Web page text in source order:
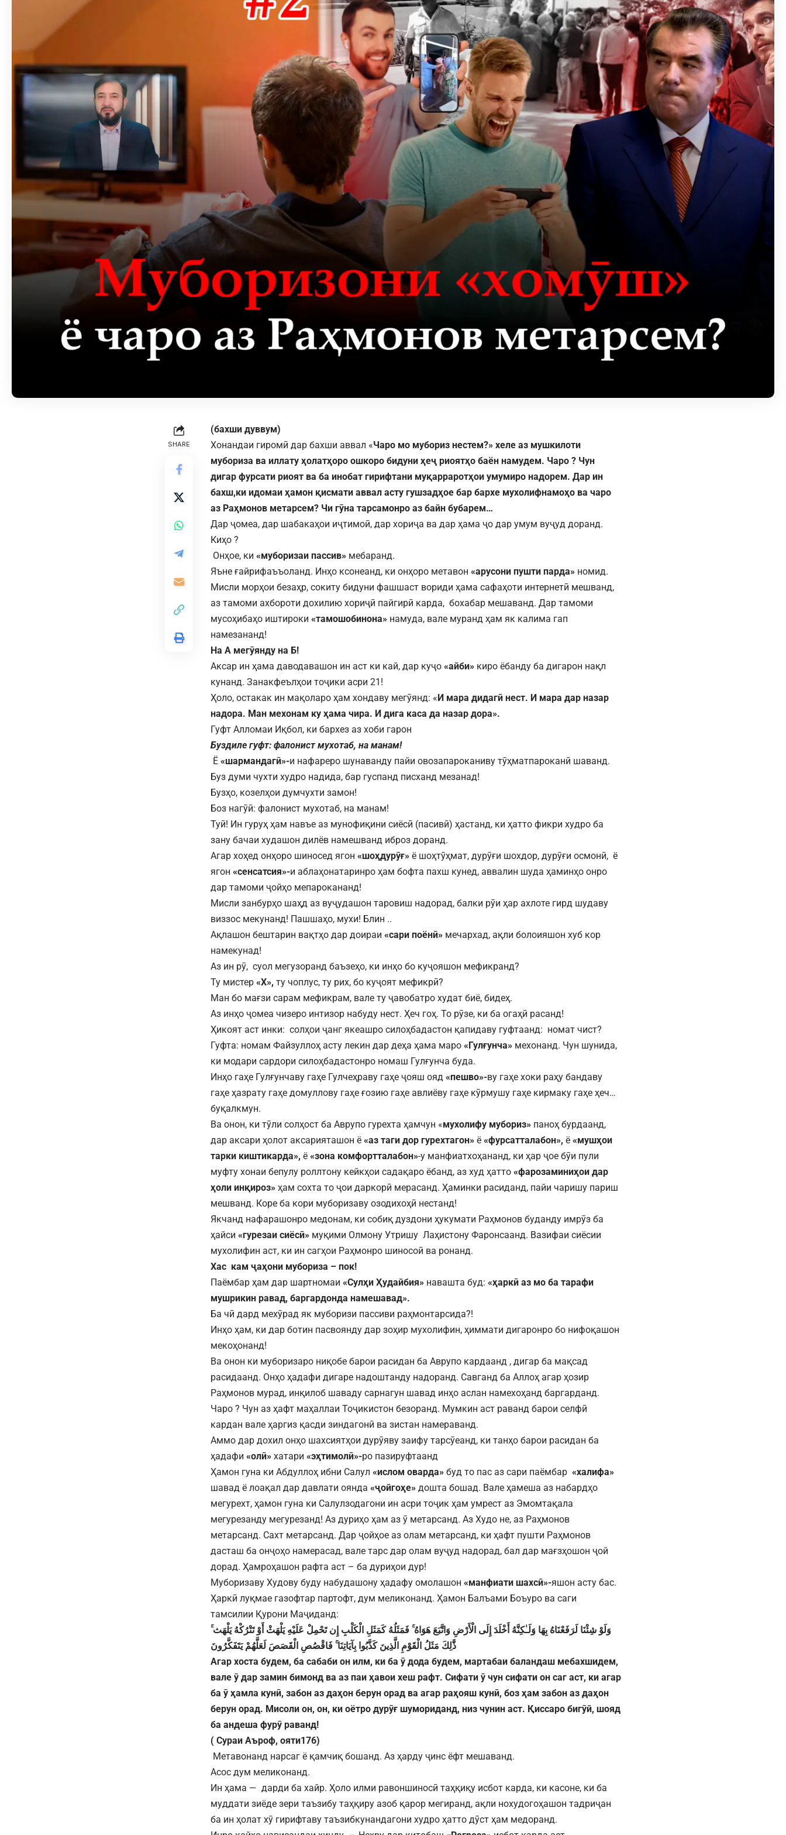
SHARE
(бахши дуввум)
Хонандаи гиромӣ дар бахши аввал «Чаро мо мубориз нестем?» хеле аз мушкилоти
мубориза ва иллату ҳолатҳоро ошкоро бидуни ҳеҷ риоятҳо баён намудем. Чаро ? Чун
дигар фурсати риоят ва ба инобат гирифтани муқарраротҳои умумиро надорем. Дар ин
бахш,ки идомаи ҳамон қисмати аввал асту гушзадҳое бар бархе мухолифнамоҳо ва чаро
аз Раҳмонов метарсем? Чи гӯна тарсамонро аз байн бубарем…
Дар ҷомеа, дар шабакаҳои иҷтимоӣ, дар хориҷа ва дар ҳама ҷо дар умум вуҷуд доранд.
Киҳо ?
Онҳое, ки «муборизаи пассив» мебаранд.
Яъне ғайрифаъъоланд. Инҳо ксонеанд, ки онҳоро метавон «арусони пушти парда» номид.
Мисли морҳои безаҳр, сокиту бидуни фашшаст вориди ҳама сафаҳоти интернетӣ мешванд,
аз тамоми ахбороти дохилию хориҷӣ пайгирӣ карда, бохабар мешаванд. Дар тамоми
мусоҳибаҳо иштироки «тамошобинона» намуда, вале муранд ҳам як калима гап
намезананд!
На А мегӯянду на Б!
Аксар ин ҳама даводавашон ин аст ки кай, дар куҷо «айби» киро ёбанду ба дигарон нақл
кунанд. Занакфеълҳои тоҷики асри 21!
Ҳоло, остакак ин мақоларо ҳам хондаву мегӯянд: «И мара дидагӣ нест. И мара дар назар
надора. Ман мехонам ку ҳама чира. И дига каса да назар дора».
Гуфт Алломаи Иқбол, ки бархез аз хоби гарон
Буздиле гуфт: фалонист мухотаб, на манам!
Ё «шармандагӣ»-и нафареро шунаванду пайи овозапароканиву тӯҳматпароканӣ шаванд.
Буз думи чухти худро надида, бар гуспанд писханд мезанад!
Бузҳо, козелҳои думчухти замон!
Боз нагӯӣ: фалонист мухотаб, на манам!
Туӣ! Ин гуруҳ ҳам навъе аз мунофиқини сиёсӣ (пасивӣ) ҳастанд, ки ҳатто фикри худро ба
зану бачаи худашон дилёв намешванд иброз доранд.
Агар хоҳед онҳоро шиносед ягон «шоҳдурӯғ» ё шоҳтӯҳмат, дурӯғи шохдор, дурӯғи осмонӣ, ё
ягон «сенсатсия»-и аблаҳонатаринро ҳам бофта пахш кунед, аввалин шуда ҳаминҳо онро
дар тамоми ҷойҳо мепарокананд!
Мисли занбурҳо шаҳд аз вуҷудашон таровиш надорад, балки рӯи ҳар ахлоте гирд шудаву
виззос мекунанд! Пашшаҳо, мухи! Блин ..
Ақлашон бештарин вақтҳо дар доираи «сари поёнӣ» мечархад, ақли болоияшон хуб кор
намекунад!
Аз ин рӯ, суол мегузоранд баъзеҳо, ки инҳо бо куҷояшон мефикранд?
Ту мистер «Х», ту чоплус, ту рих, бо куҷоят мефикрӣ?
Ман бо мағзи сарам мефикрам, вале ту ҷавобатро худат биё, бидеҳ.
Аз инҳо ҷомеа чизеро интизор набуду нест. Ҳеч гоҳ. То рӯзе, ки ба огаҳӣ расанд!
Ҳикоят аст инки: солҳои ҷанг якеашро силоҳбадастон қапидаву гуфтаанд: номат чист?
Гуфта: номам Файзуллоҳ асту лекин дар деҳа ҳама маро «Гулғунча» мехонанд. Чун шунида,
ки модари сардори силоҳбадастонро номаш Гулғунча буда.
Инҳо гаҳе Гулғунчаву гаҳе Гулчеҳраву гаҳе ҷояш ояд «пешво»-ву гаҳе хоки раҳу бандаву
гаҳе ҳазрату гаҳе домуллову гаҳе ғозию гаҳе авлиёву гаҳе кӯрмушу гаҳе кирмаку гаҳе ҳеч…
буқалкмун.
Ва онон, ки тӯли солҳост ба Аврупо гурехта ҳамчун «мухолифу мубориз» паноҳ бурдаанд,
дар аксари ҳолот аксарияташон ё «аз таги дор гурехтагон» ё «фурсатталабон», ё «мушҳои
тарки киштикарда», ё «зона комфортталабон»-у манфиатхоҳананд, ки ҳар ҷое бӯи пули
муфту хонаи бепулу роллтону кейкҳои садақаро ёбанд, аз худ ҳатто «фарозаминиҳои дар
ҳоли инқироз» ҳам сохта то ҷои даркорӣ мерасанд. Ҳаминки расиданд, пайи чаришу париш
мешванд. Коре ба кори муборизаву озодихоҳӣ нестанд!
Якчанд нафарашонро медонам, ки собиқ дуздони ҳукумати Раҳмонов буданду имрӯз ба
ҳайси «гурезаи сиёсӣ» муқими Олмону Утришу Лаҳистону Фаронсаанд. Вазифаи сиёсии
мухолифин аст, ки ин сагҳои Раҳмонро шиносоӣ ва ронанд.
Хас кам ҷаҳони мубориза – пок!
Паёмбар ҳам дар шартномаи «Сулҳи Ҳудайбия» навашта буд: «ҳаркӣ аз мо ба тарафи
мушрикин равад, баргардонда намешавад».
Ба чӣ дард мехӯрад як муборизи пассиви раҳмонтарсида?!
Инҳо ҳам, ки дар ботин пасвоянду дар зоҳир мухолифин, ҳиммати дигаронро бо нифоқашон
мекоҳонанд!
Ва онон ки муборизаро ниқобе барои расидан ба Аврупо кардаанд , дигар ба мақсад
расидаанд. Онҳо ҳадафи дигаре надоштанду надоранд. Савганд ба Аллоҳ агар ҳозир
Раҳмонов мурад, инқилоб шаваду сарнагун шавад инҳо аслан намехоҳанд баргарданд.
Чаро ? Чун аз ҳафт маҳаллаи Тоҷикистон безоранд. Мумкин аст раванд барои селфӣ
кардан вале ҳаргиз қасди зиндагонӣ ва зистан намераванд.
Аммо дар дохил онҳо шахсиятҳои дурӯяву заифу тарсӯеанд, ки танҳо барои расидан ба
ҳадафи «олӣ» хатари «эҳтимолӣ»-ро пазируфтаанд
Ҳамон гуна ки Абдуллоҳ ибни Салул «ислом оварда» буд то пас аз сари паёмбар «халифа»
шавад ё лоақал дар давлати оянда «ҷойгоҳе» дошта бошад. Вале ҳамеша аз набардҳо
мегурехт, ҳамон гуна ки Салулзодагони ин асри тоҷик ҳам умрест аз Эмомтақала
мегурезанду мегурезанд! Аз дуриҳо ҳам аз ӯ метарсанд. Аз Худо не, аз Раҳмонов
метарсанд. Сахт метарсанд. Дар ҷойҳое аз олам метарсанд, ки ҳафт пушти Раҳмонов
дасташ ба онҷоҳо намерасад, вале тарс дар олам вуҷуд надорад, бал дар мағзҳошон ҷой
дорад. Ҳамроҳашон рафта аст – ба дуриҳои дур!
Муборизаву Худову буду набудашону ҳадафу омолашон «манфиати шахсӣ»-яшон асту бас.
Ҳаркӣ луқмае газофтар партофт, дум меликонанд. Ҳамон Балъами Боъуро ва саги
тамсилии Қурони Маҷиданд:
وَلَوْ شِئْنَا لَرَفَعْنَاهُ بِهَا وَلَـٰكِنَّهُ أَخْلَدَ إِلَى الْأَرْضِ وَاتَّبَعَ هَوَاهُ فَمَثَلُهُ كَمَثَلِ الْكَلْبِ إِن تَحْمِلْ عَلَيْهِ يَلْهَثْ أَوْ تَتْرُكْهُ يَلْهَث
ذَّٰلِكَ مَثَلُ الْقَوْمِ الَّذِينَ كَذَّبُوا بِآيَاتِنَا فَاقْصُصِ الْقَصَصَ لَعَلَّهُمْ يَتَفَكَّرُونَ
Агар хоста будем, ба сабаби он илм, ки ба ӯ дода будем, мартабаи баландаш мебахшидем,
вале ӯ дар замин бимонд ва аз паи ҳавои хеш рафт. Сифати ӯ чун сифати он саг аст, ки агар
ба ӯ ҳамла кунӣ, забон аз даҳон берун орад ва агар раҳояш кунӣ, боз ҳам забон аз даҳон
берун орад. Мисоли он, он, ки оётро дурӯғ шумориданд, низ чунин аст. Қиссаро бигӯй, шояд
ба андеша фурӯ раванд!
( Сураи Аъроф, ояти176)
Метавонанд нарсаг ё қамчиқ бошанд. Аз ҳарду ҷинс ёфт мешаванд.
Асос дум меликонанд.
Ин ҳама — дарди ба хайр. Ҳоло илми равоншиносӣ таҳқиқу исбот карда, ки касоне, ки ба
муддати зиёде зери таъзибу таҳқиру азоб қарор мегиранд, ақли нохудогоҳашон тадриҷан
ба ин ҳолат хӯ гирифтаву таъзибкунандагони худро ҳатто дӯст ҳам медоранд.